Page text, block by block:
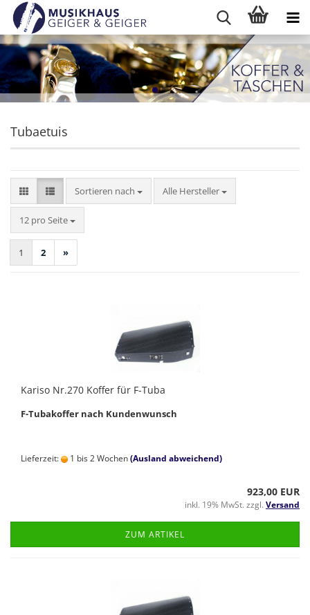
Tubaetuis
Sortieren nach
Sortieren nach Alle Hersteller
12 pro Seite
pro Seite
1 2 »
Kariso Nr.270 Koffer für F-Tuba
F-Tubakoffer nach Kundenwunsch
Lieferzeit: 1 bis 2 Wochen(Ausland abweichend)
923,00 EUR
inkl. 19% MwSt. zzgl. Versand
ZUM ARTIKEL